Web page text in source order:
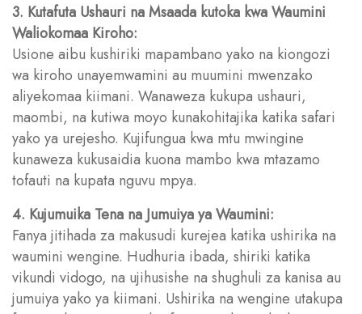
3. Kutafuta Ushauri na Msaada kutoka kwa Waumini
Waliokomaa Kiroho:
Usione aibu kushiriki mapambano yako na kiongozi
wa kiroho unayemwamini au muumini mwenzako
aliyekomaa kiimani. Wanaweza kukupa ushauri,
maombi, na kutiwa moyo kunakohitajika katika safari
yako ya urejesho. Kujifungua kwa mtu mwingine
kunaweza kukusaidia kuona mambo kwa mtazamo
tofauti na kupata nguvu mpya.
4. Kujumuika Tena na Jumuiya ya Waumini:
Fanya jitihada za makusudi kurejea katika ushirika na
waumini wengine. Hudhuria ibada, shiriki katika
vikundi vidogo, na ujihusishe na shughuli za kanisa au
jumuiya yako ya kiimani. Ushirika na wengine utakupa